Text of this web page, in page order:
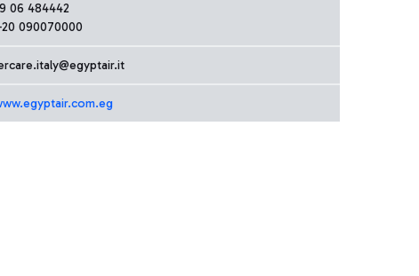
06 484442
090070000